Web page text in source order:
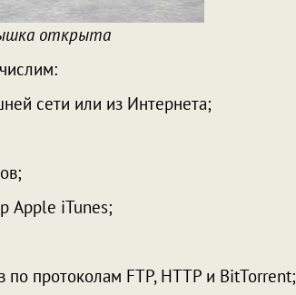
открыта
сети или из Интернета;
Apple iTunes;
протоколам FTP, HTTP и BitTorrent;